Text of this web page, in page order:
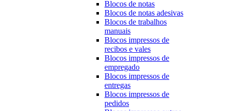
Blocos de notas
Blocos de notas adesivas
Blocos de trabalhos
manuais
Blocos impressos de
recibos e vales
Blocos impressos de
empregado
Blocos impressos de
entregas
Blocos impressos de
pedidos